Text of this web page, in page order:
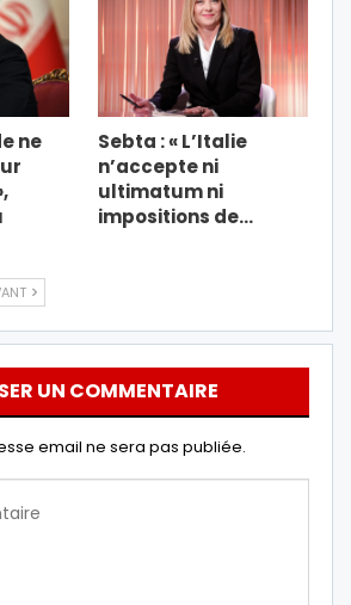
ne
Sebta : « L’Italie
n’accepte ni
ultimatum ni
impositions de…
UN COMMENTAIRE
email ne sera pas publiée.